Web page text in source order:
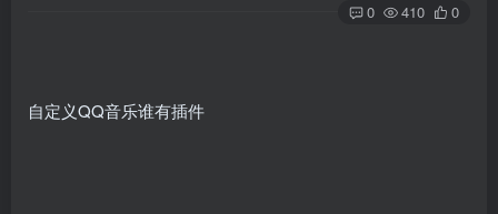
0 410 0
自定义QQ音乐谁有插件